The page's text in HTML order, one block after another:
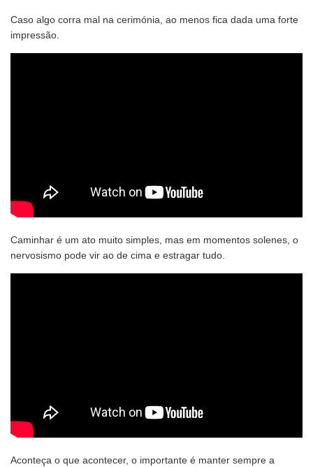
Caso algo corra mal na cerimónia, ao menos fica dada uma forte
impressão.
Caminhar é um ato muito simples, mas em momentos solenes, o
nervosismo pode vir ao de cima e estragar tudo.
Aconteça o que acontecer, o importante é manter sempre a